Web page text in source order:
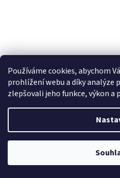
Používáme cookies, abychom
prohlížení webu a díky analýze
zlepšovali jeho funkce, výkon a
329 Kč –18 %
Zpododěr, latnatec -
240,18 Kč bez DPH
269 Kč